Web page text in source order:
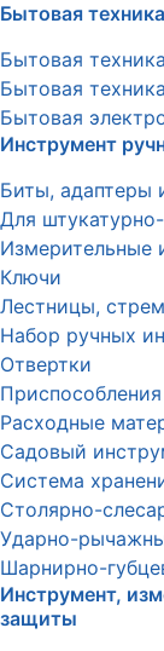
Бытовая
Бытовая
Бытовая
Бытовая
Инструмент
Биты, адаптеры
Для
Измерительные
Ключи
Лестницы,
Набор ручных
Отвертки
Расходные
Садовый
Система
Столярно-
Ударно-
Шарнирно-
Инструмент,
защиты